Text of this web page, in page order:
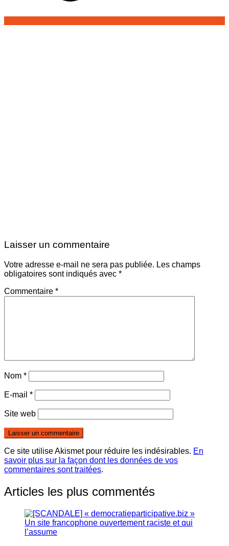
Laisser un commentaire
Votre adresse e-mail ne sera pas publiée. Les champs
obligatoires sont indiqués avec *
Commentaire *
Nom *
E-mail *
Site web
Ce site utilise Akismet pour réduire les indésirables. En
savoir plus sur la façon dont les données de vos
commentaires sont traitées.
Articles les plus commentés